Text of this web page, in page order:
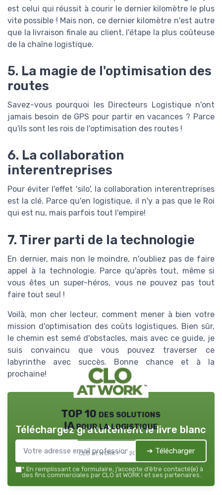
est celui qui réussit à courir le dernier kilomètre le plus
vite possible ! Mais non, ce dernier kilomètre n'est autre
que la livraison finale au client, l'étape la plus coûteuse
de la chaîne logistique.
5. La magie de l'optimisation des
routes
Savez-vous pourquoi les Directeurs Logistique n'ont
jamais besoin de GPS pour partir en vacances ? Parce
qu'ils sont les rois de l'optimisation des routes !
6. La collaboration
interentreprises
Pour éviter l'effet 'silo', la collaboration interentreprises
est la clé. Parce qu'en logistique, il n'y a pas que le Roi
qui est nu, mais parfois tout l'empire!
7. Tirer parti de la technologie
En dernier, mais non le moindre, n'oubliez pas de faire
appel à la technologie. Parce qu'après tout, même si
vous êtes un super-héros, vous ne pouvez pas tout
faire tout seul !
Voilà, mon cher lecteur, comment mener à bien votre
mission d'optimisation des coûts logistiques. Bien sûr,
le chemin est semé d'obstacles, mais avec ce guide, je
suis convaincu que vous pouvez traverser ce
labyrinthe avec succès. Bonne chance et à la
prochaine!
TOP 10 des solutions
IA pour la logistique
CLO at WORK ! — 2026
Téléchargez gratuitement le livre blanc
➔ Télécharger
* En remplissant ce formulaire, j’accepte d’être contacté(e) à
des fins commerciales par CLO at WORK ! et ses partenaires.